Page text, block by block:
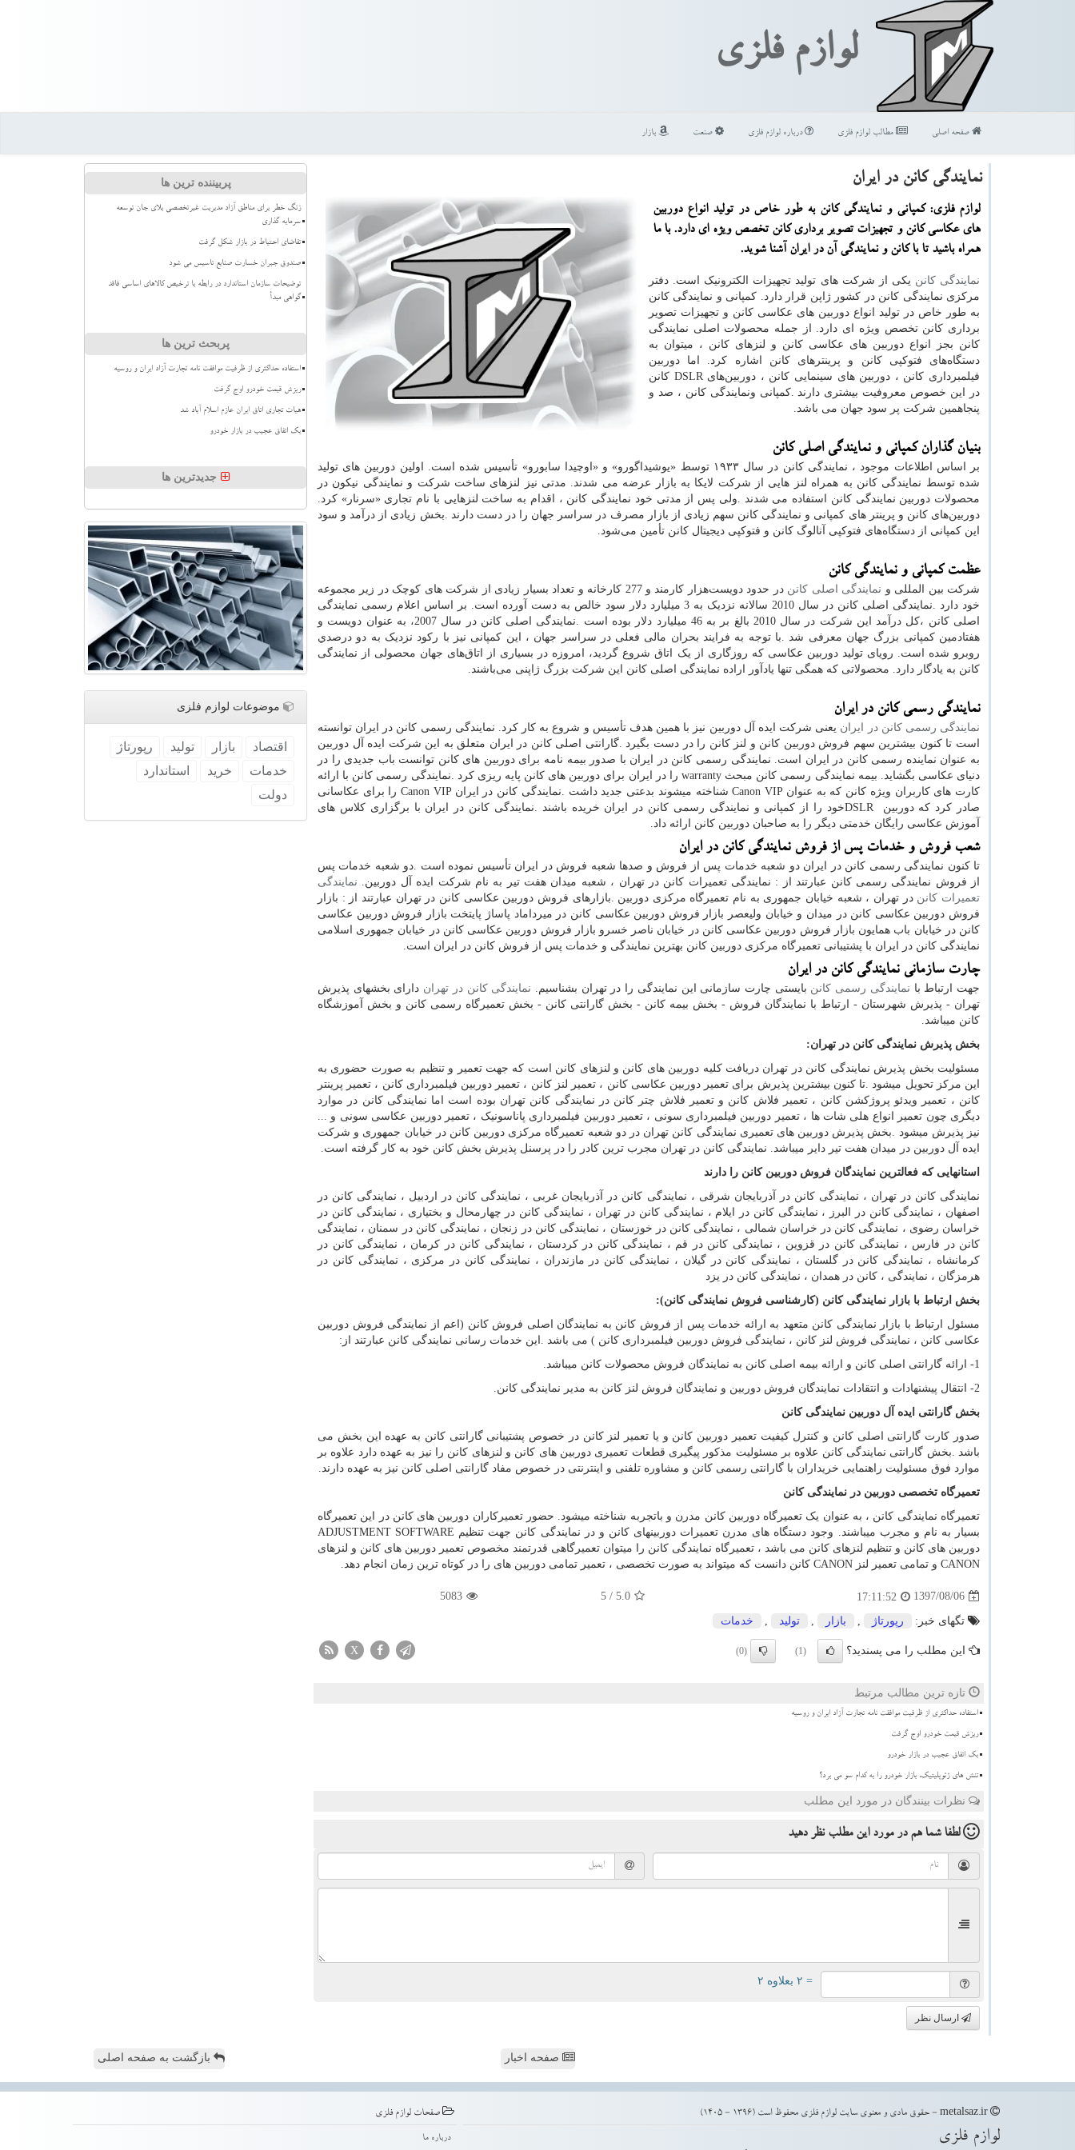
لوازم فلزی
صفحه اصلی مطالب لوازم فلزی درباره لوازم فلزی صنعت بازار
نمایندگی كانن در ایران
لوازم فلزی: كمپانی و نمایندگی كانن به طور خاص در تولید انواع دوربین
های عكاسی كانن و تجهیزات تصویر برداری كانن تخصص ویژه ای دارد. با ما
همراه باشید تا با كانن و نمایندگی آن در ایران آشنا شوید.
نمایندگی کانن یکی از شرکت های تولید تجهیزات الکترونیک است. دفتر
مرکزی نمایندگی کانن در کشور ژاپن قرار دارد. کمپانی و نمایندگی کانن
به طور خاص در تولید انواع دوربین های عکاسی کانن و تجهیزات تصویر
برداری کانن تخصص ویژه ای دارد. از جمله محصولات اصلی نمایندگی
کانن بجز انواع دوربین های عکاسی کانن و لنزهای کانن ، میتوان به
دستگاه‌های فتوکپی کانن و پرینترهای کانن اشاره کرد. اما دوربین
فیلمبرداری کانن ، دوربین های سینمایی کانن ، دوربین‌های DSLR کانن
در این خصوص معروفیت بیشتری دارند.کمپانی ونمایندگی کانن ، صد و
پنجاهمین شرکت پر سود جهان می باشد.
بنیان گذاران کمپانی و نمایندگی اصلی کانن
بر اساس اطلاعات موجود ، نمایندگی کانن در سال ۱۹۳۳ توسط «یوشیداگورو» و «اوچیدا سابورو» تأسیس شده است. اولین دوربین های تولید
شده توسط نمایندگی کانن به همراه لنز هایی از شرکت لایکا به بازار عرضه می شدند. مدتی نیز لنزهای ساخت شرکت و نمایندگی نیکون در
محصولات دوربین نمایندگی کانن استفاده می شدند .ولی پس از مدتی خود نمایندگی کانن ، اقدام به ساخت لنزهایی با نام تجاری «سرنار» کرد.
دوربین‌های کانن و پرینتر های کمپانی و نمایندگی کانن سهم زیادی از بازار مصرف در سراسر جهان را در دست دارند .بخش زیادی از درآمد و سود
این کمپانی از دستگاه‌های فتوکپی آنالوگ کانن و فتوکپی دیجیتال کانن تأمین می‌شود.
عظمت کمپانی و نمایندگی کانن
شرکت بین المللی و نمایندگی اصلی کانن
در حدود دویست‌هزار کارمند و 277 کارخانه و تعداد بسیار زیادی از شرکت های کوچک در زیر مجموعه
خود دارد.
نمایندگی اصلی کانن در سال 2010 سالانه نزدیک به 3 ميليارد دلار سود خالص به دست آورده است. بر اساس اعلام رسمی نمایندگی
اصلی کانن ،کل درآمد این شرکت در سال 2010 بالغ بر به 46 ميليارد دلار بوده است
.نمایندگی اصلی کانن در سال 2007، به عنوان دویست و
هفتادمین کمپانی بزرگ جهان معرفی شد.با توجه به فرایند بحران مالی فعلی در سراسر جهان ، این کمپانی نیز با رکود نزدیک به دو درصدي
روبرو شده است. رویای تولید دوربین عکاسی که روزگاری از یک اتاق شروع گردید، امروزه در بسیاری از اتاق‌های جهان محصولی از نمایندگی
کانن به یادگار دارد. محصولاتی که همگی تنها یادآور اراده نمایندگی اصلی کانن این شرکت بزرگ ژاپنی می‌باشند.
نمایندگی رسمی کانن در ایران
نمایندگی رسمی کانن در ایران یعنی شرکت ایده آل دوربین نیز با همین هدف تأسیس و شروع به کار کرد. نمایندگی رسمی کانن در ایران توانسته
است تا کنون بیشترین سهم فروش دوربین کانن و لنز کانن را در دست بگیرد.گارانتی اصلی کانن در ایران متعلق به این شرکت ایده آل دوربین
به عنوان نماینده رسمی کانن در ایران است. نمایندگی رسمی کانن در ایران با صدور بیمه نامه برای دوربین های کانن توانست باب جدیدی را در
دنیای عکاسی بگشاید. بیمه نمایندگی رسمی کانن مبحث warranty را در ایران برای دوربین های کانن پایه ریزی کرد .نمایندگی رسمی کانن با ارائه
کارت های کاربران ویژه کانن که به عنوان Canon VIP شناخته میشوند بدعتی جدید داشت .نمایندگی کانن در ایران Canon VIP را برای عکاسانی
صادر کرد که دوربین
DSLRخود را از کمپانی و نمایندگی رسمی کانن در ایران خریده باشند .نمایندگی کانن در ایران با برگزاری کلاس‌ های
آموزش عکاسی رایگان خدمتی دیگر را به صاحبان دوربین کانن ارائه داد.
شعب فروش و خدمات پس از فروش نمایندگی کانن در ایران
تا کنون نمایندگی رسمی کانن در ایران دو شعبه خدمات پس از فروش و صدها شعبه فروش در ایران تأسیس نموده است .دو شعبه خدمات پس
از فروش نمایندگی رسمی کانن عبارتند از : نمایندگی تعمیرات کانن در تهران ، شعبه میدان هفت تیر به نام شرکت ایده آل دوربین. نمایندگی
تعمیرات کانن در تهران ، شعبه خیابان جمهوری به نام تعمیرگاه مرکزی دوربین .بازارهای فروش دوربین عکاسی کانن در تهران عبارتند از : بازار
فروش دوربین عکاسی کانن در میدان و خیابان ولیعصر بازار فروش دوربین عکاسی کانن در میرداماد پاساژ پایتخت بازار فروش دوربین عکاسی
کانن در خیابان باب همایون بازار فروش دوربین عکاسی کانن در خیابان ناصر خسرو بازار فروش دوربین عکاسی کانن در خیابان جمهوری اسلامی
نمایندگی کانن در ایران با پشتیبانی تعمیرگاه مرکزی دوربین کانن بهترین نمایندگی و خدمات پس از فروش کانن در ایران است.
چارت سازمانی نمایندگی کانن در ایران
جهت ارتباط با نمایندگی رسمی کانن بایستی چارت سازمانی این نمایندگی را در تهران بشناسیم. نمایندگی کانن در تهران دارای بخشهای پذیرش
تهران - پذیرش شهرستان - ارتباط با نمایندگان فروش - بخش بیمه کانن - بخش گارانتی کانن - بخش تعمیرگاه رسمی کانن و بخش آموزشگاه
کانن میباشد.
بخش پذیرش نمایندگی کانن در تهران:
مسئولیت بخش پذیرش نمایندگی کانن در تهران دریافت کلیه دوربین های کانن و لنزهای کانن است که جهت تعمیر و تنظیم به صورت حضوری به
این مرکز تحویل میشود.تا کنون بیشترین پذیرش برای تعمیر دوربین عکاسی کانن ، تعمیر لنز کانن ، تعمیر دوربین فیلمبرداری کانن ، تعمیر پرینتر
کانن ، تعمیر ویدئو پروژکشن کانن ، تعمیر فلاش کانن و تعمیر فلاش چتر کانن در نمایندگی کانن تهران بوده است اما نمایندگی کانن در موارد
دیگری چون تعمیر انواع هلی شات ها ، تعمیر دوربین فیلمبرداری سونی ، تعمیر دوربین فیلمبرداری پاناسونیک ، تعمیر دوربین عکاسی سونی و ...
نیز پذیرش میشود .بخش پذیرش دوربین های تعمیری نمایندگی کانن تهران در دو شعبه تعمیرگاه مرکزی دوربین کانن در خیابان جمهوری و شرکت
ایده آل دوربین در میدان هفت تیر دایر میباشد. نمایندگی کانن در تهران مجرب ترین کادر را در پرسنل پذیرش بخش کانن خود به کار گرفته است.
استانهایی که فعالترین نمایندگان فروش دوربین کانن را دارند
نمایندگی کانن در تهران ، نمایندگی کانن در آذربایجان شرقی ، نمایندگی کانن در آذربایجان غربی ، نمایندگی کانن در اردبیل ، نمایندگی کانن در
اصفهان ، نمایندگی کانن در البرز ، نمایندگی کانن در ایلام ، نمایندگی کانن در تهران ، نمایندگی کانن در چهارمحال و بختیاری ، نمایندگی کانن در
خراسان رضوی ، نمایندگی کانن در خراسان شمالی ، نمایندگی کانن در خوزستان ، نمایندگی کانن در زنجان ، نمایندگی کانن در سمنان ، نمایندگی
کانن در فارس ، نمایندگی کانن در قزوین ، نمایندگی کانن در قم ، نمایندگی کانن در کردستان ، نمایندگی کانن در کرمان ، نمایندگی کانن در
کرمانشاه ، نمایندگی کانن در گلستان ، نمایندگی کانن در گیلان ، نمایندگی کانن در مازندران ، نمایندگی کانن در مرکزی ، نمایندگی کانن در
هرمزگان ، نمایندگی ، کانن در همدان ، نمایندگی کانن در یزد
بخش ارتباط با بازار نمایندگی کانن (کارشناسی فروش نمایندگی کانن):
مسئول ارتباط با بازار نمایندگی کانن متعهد به ارائه خدمات پس از فروش کانن به نمایندگان اصلی فروش کانن (اعم از نمایندگی فروش دوربین
عکاسی کانن ، نمایندگی فروش لنز کانن ، نمایندگی فروش دوربین فیلمبرداری کانن ) می باشد . این خدمات رسانی نمایندگی کانن عبارتند از:
1- ارائه گارانتی اصلی کانن و ارائه بیمه اصلی کانن به نمایندگان فروش محصولات کانن میباشد.
2- انتقال پیشنهادات و انتقادات نمایندگان فروش دوربین و نمایندگان فروش لنز کانن به مدیر نمایندگی کانن.
بخش گارانتی ایده آل دوربین نمایندگی کانن
صدور کارت گارانتی اصلی کانن و کنترل کیفیت تعمیر دوربین کانن و یا تعمیر لنز کانن در خصوص پشتیبانی گارانتی کانن به عهده این بخش می
باشد.بخش گارانتی نمایندگی کانن علاوه بر مسئولیت مذکور پیگیری قطعات تعمیری دوربین های کانن و لنزهای کانن را نیز به عهده دارد علاوه بر
موارد فوق مسئولیت راهنمایی خریداران با گارانتی رسمی کانن و مشاوره تلفنی و اینترنتی در خصوص مفاد گارانتی اصلی کانن نیز به عهده دارند.
تعمیرگاه تخصصی دوربین در نمایندگی کانن
تعمیرگاه نمایندگی کانن ، به عنوان یک تعمیرگاه دوربین کانن مدرن و باتجربه شناخته میشود. حضور تعمیرکاران دوربین های کانن در این تعمیرگاه
بسیار به نام و مجرب میباشند. وجود دستگاه های مدرن تعمیرات دوربینهای کانن و ADJUSTMENT SOFTWAREدر نمایندگی کانن جهت تنظیم
دوربین های کانن و تنظیم لنزهای کانن می باشد ، تعمیرگاه نمایندگی کانن را میتوان تعمیرگاهی قدرتمند مخصوص تعمیر دوربین های کانن و لنزهای
کانن دانست که میتواند به صورت تخصصی ، تعمیر تمامی دوربین های CANON و تمامی تعمیر لنز CANON را در کوتاه ترین زمان انجام دهد.
1397/08/06
17:11:52
5.0
/ 5
5083
تگهای خبر: رپورتاژ بازار تولید خدمات
این مطلب را می پسندید؟ (1)
(0)
X
تازه ترین مطالب مرتبط
استفاده حداکثری از ظرفیت موافقت نامه تجارت آزاد ایران و روسیه
ریزش قیمت خودرو اوج گرفت
بک اتفاق عجیب در بازار خودرو
تنش های ژئوپلیتیک، بازار خودرو را به کدام سو می برد؟
نظرات بینندگان در مورد این مطلب
لطفا شما همدر مورد این مطلب نظر دهید
= ۲ بعلاوه ۲
ارسال نظر
پربیننده ترین ها
زنگ خطر برای مناطق آزاد مدیریت غیرتخصصی بلای جان توسعه
سرمایه گذاری
تقاضای احتیاط در بازار شکل گرفت
صندوق جبران خسارت صنایع تاسیس می شود
توضیحات سازمان استاندارد در رابطه با ترخیص کالاهای اساسی فاقد
گواهی مبدأ
پربحث ترین ها
استفاده حداکثری از ظرفیت موافقت نامه تجارت آزاد ایران و روسیه
ریزش قیمت خودرو اوج گرفت
هیات تجاری اتاق ایران عازم اسلام آباد شد
بک اتفاق عجیب در بازار خودرو
جدیدترین ها
موضوعات لوازم فلزی
اقتصاد بازار تولید
رپورتاژ
خدمات
خرید
استاندارد
دولت
صفحه اخبار بازگشت به صفحه اصلی
لوازم فلزی
صفحات لوازم فلزی
درباره ما